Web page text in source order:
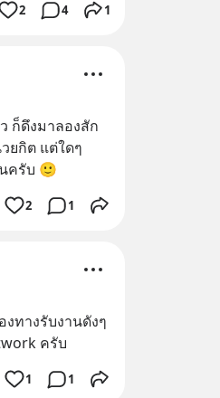
2 4 1
ก็ดึงมาลองสัก
ยกิต แต่ใดๆ
ครับ 🙂
2 1
ทางรับงานดังๆ
ครับ
1 1